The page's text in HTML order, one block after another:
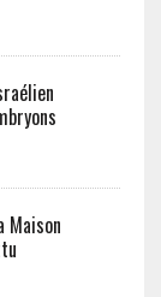
Maison